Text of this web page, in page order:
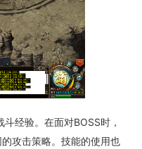
经验。在面对BOSS时，
攻击策略。技能的使用也